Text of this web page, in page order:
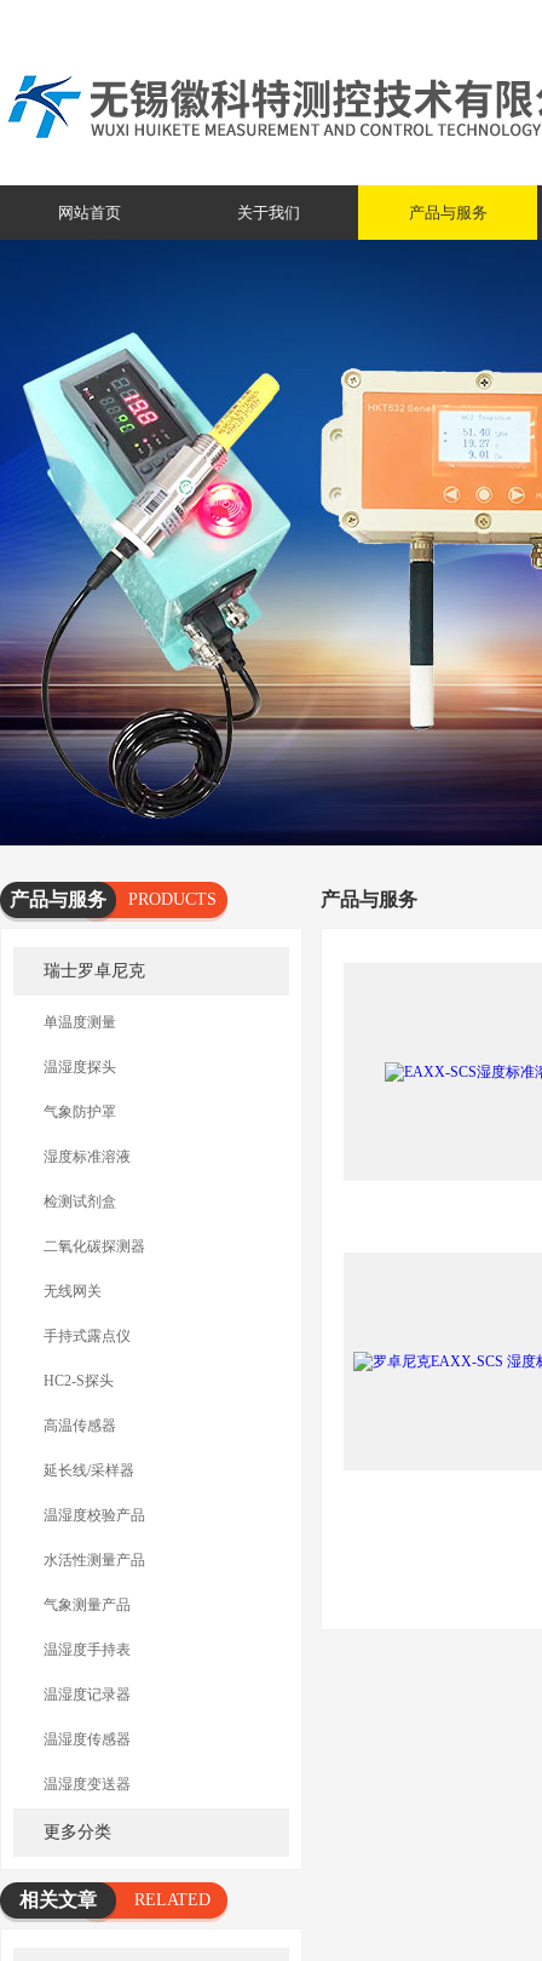
网站首页 关于我们 产品与服务
产品与服务
PRODUCTS
SERVICES
瑞士罗卓尼克
单温度测量
温湿度探头
气象防护罩
湿度标准溶液
检测试剂盒
二氧化碳探测器
无线网关
手持式露点仪
HC2-S探头
高温传感器
延长线/采样器
温湿度校验产品
水活性测量产品
气象测量产品
温湿度手持表
温湿度记录器
温湿度传感器
温湿度变送器
更多分类
相关文章
RELATED
产品与服务